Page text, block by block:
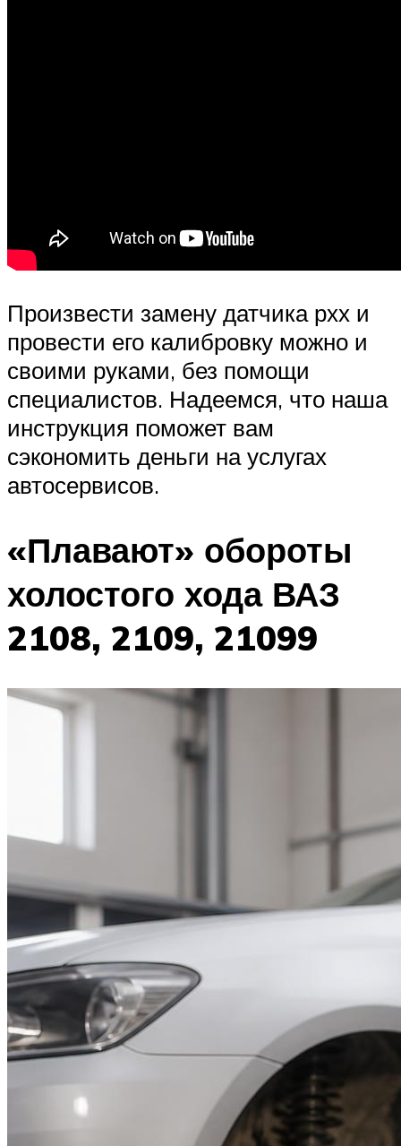
Произвести замену датчика рхх и
провести его калибровку можно и
своими руками, без помощи
специалистов. Надеемся, что наша
инструкция поможет вам
сэкономить деньги на услугах
автосервисов.
«Плавают» обороты
холостого хода ВАЗ
2108, 2109, 21099